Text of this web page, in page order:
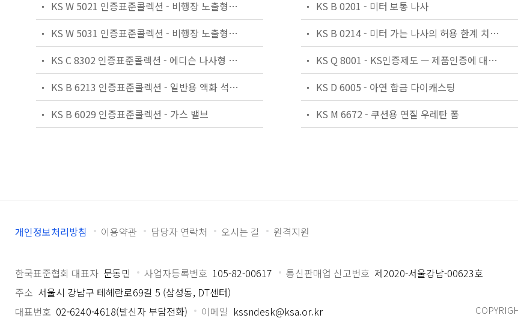
KS W 5021 인증표준콜렉션 - 비행장 노출형 활주로등 및 유도로등
KS W 5031 인증표준콜렉션 - 비행장 노출형 진입등 및 활주로 말단등/말단연장등/종단등
KS C 8302 인증표준콜렉션 - 에디슨 나사형 소켓
KS B 6213 인증표준콜렉션 - 일반용 액화 석유 가스(LPG) 압력 조정기
KS B 6029 인증표준콜렉션 - 가스 밸브
KS B 0201 - 미터 보통 나사
KS B 0214 - 미터 가는 나사의 허용 한계 치수 및 공차
KS Q 8001 - KS인증제도 — 제품인증에 대한 일반 요구사항
KS D 6005 - 아연 합금 다이캐스팅
KS M 6672 - 쿠션용 연질 우레탄 폼
개인정보처리방침 이용약관 담당자 연락처 오시는 길 원격지원
한국표준협회 대표자 문동민 사업자등록번호 105-82-00617 통신판매업 신고번호 제2020-서울강남-00623호
주소 서울시 강남구 테헤란로69길 5 (삼성동, DT센터)
대표번호 02-6240-4618(발신자 부담전화) 이메일 kssndesk@ksa.or.kr